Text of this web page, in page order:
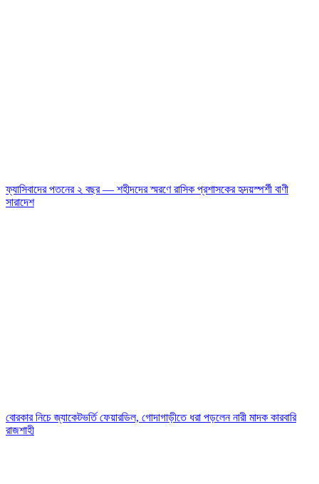
ফ্যাসিবাদের পতনের ২ বছর — শহীদদের স্মরণে রাসিক প্রশাসকের হৃদয়স্পর্শী বাণী
সারাদেশ
বোরকার নিচে জ্যাকেটভর্তি ফেয়ারডিল, গোদাগাড়ীতে ধরা পড়লেন নারী মাদক কারবারি
রাজশাহী